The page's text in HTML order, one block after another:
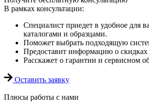
В рамках консультации:
Специалист приедет в удобное для
каталогами и образцами.
Поможет выбрать подходящую
Предоставит информацию о скидках
Расскажет о гарантии и сервисном
Оставить заявку
Плюсы работы с нами